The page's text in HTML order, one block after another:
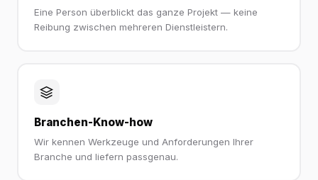
Eine Person überblickt das ganze Projekt — keine
Reibung zwischen mehreren Dienstleistern.
Branchen-Know-how
Wir kennen Werkzeuge und Anforderungen Ihrer
Branche und liefern passgenau.